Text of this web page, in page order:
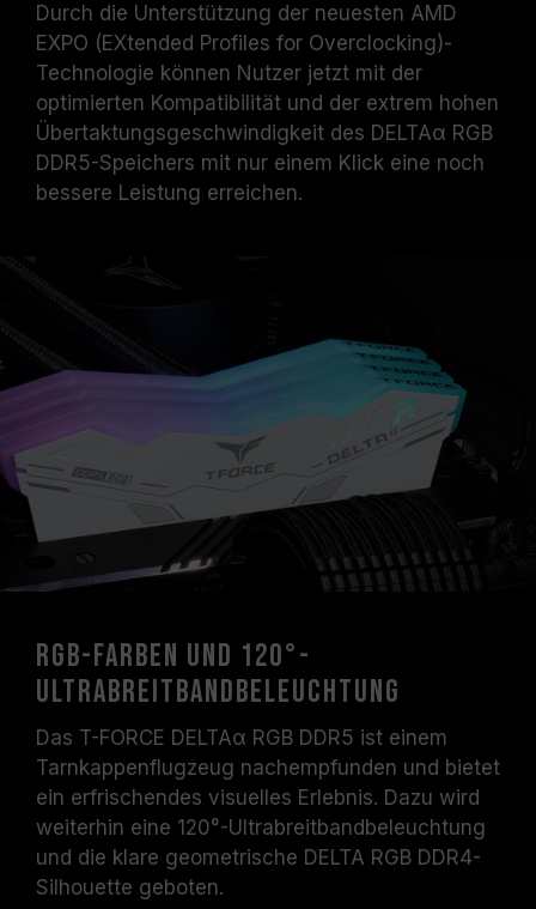
TEAMGROUP-Speichermodule werden unter
normalen Spannungsbedingungen getestet.
Bei Problemen mit dem Prozessor oder dem
Motherboard wenden Sie sich bitte an den
jeweiligen Kundendienst des Prozessor- oder
Motherboard-Herstellers.
Durch die Unterstützung der neuesten AMD
EXPO (EXtended Profiles for Overclocking)-
Technologie können Nutzer jetzt mit der
optimierten Kompatibilität und der extrem hohen
Übertaktungsgeschwindigkeit des DELTAα RGB
DDR5-Speichers mit nur einem Klick eine noch
bessere Leistung erreichen.
RGB-Farben und 120°-
Ultrabreitbandbeleuchtung
Das T-FORCE DELTAα RGB DDR5 ist einem
Tarnkappenflugzeug nachempfunden und bietet
ein erfrischendes visuelles Erlebnis. Dazu wird
weiterhin eine 120°-Ultrabreitbandbeleuchtung
und die klare geometrische DELTA RGB DDR4-
Silhouette geboten.